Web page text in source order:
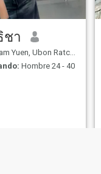
ชา
Yuen, Ubon Ratchathani, Tailandia
Hombre 24 - 40